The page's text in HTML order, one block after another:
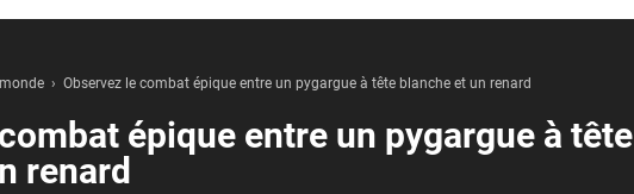
Observez le combat épique entre un pygargue à tête blanche et un renard
épique entre un pygargue à tête
renard